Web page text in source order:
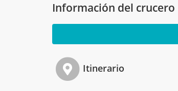
Información del crucero
Itinerario